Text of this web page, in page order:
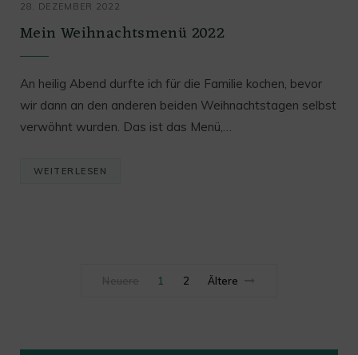
28. DEZEMBER 2022
Mein Weihnachtsmenü 2022
An heilig Abend durfte ich für die Familie kochen, bevor
wir dann an den anderen beiden Weihnachtstagen selbst
verwöhnt wurden. Das ist das Menü,…
WEITERLESEN
1 2 Ältere